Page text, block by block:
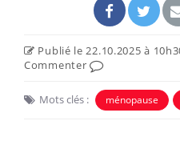
Publié le 22.10.2025 à
Commenter
Mots clés : ménopause